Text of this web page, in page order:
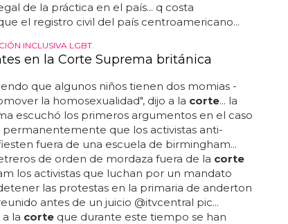
de la práctica en el país... q costa
el registro civil del país centroamericano...
INCLUSIVA LGBT.
en la Corte Suprema británica
que algunos niños tienen dos momias -
la homosexualidad", dijo a la corte... la
escuchó los primeros argumentos en el caso
que los activistas anti-
fuera de una escuela de birmingham...
de orden de mordaza fuera de la corte
los activistas que luchan por un mandato
las protestas en la primaria de anderton
antes de un juicio @itvcentral pic...
la corteque durante este tiempo se han